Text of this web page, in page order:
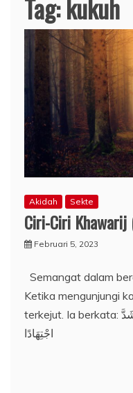
Tag:kukuh
Akidah Sekte
Ciri-Ciri Khawarij
Februari 5, 2023
Semangat dalam
Ketika mengunjungi
terkejut. Ia berkata: فَدَخَلْتُ عَلَى قَوْمٍ لَمْ أَرَ قَوْمًا قَطُّ أَشَدَّ
اجْتِهَادًا